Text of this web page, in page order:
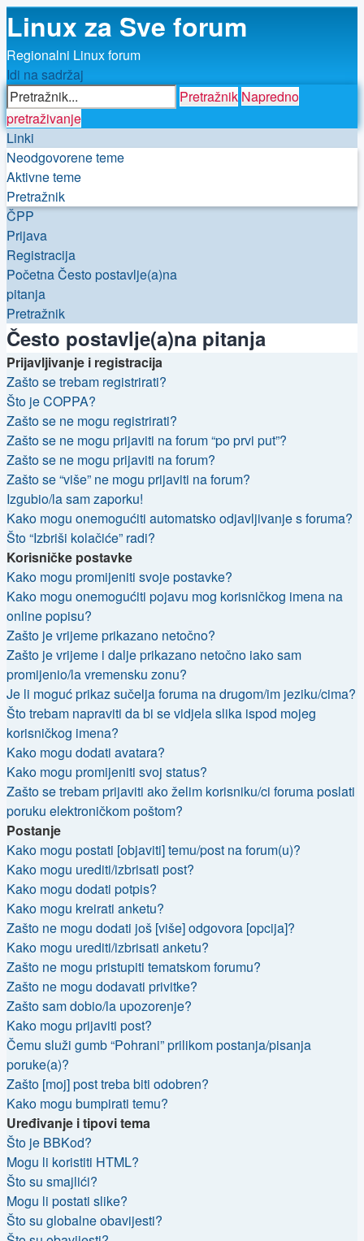
Linux za Sve forum
Regionalni Linux forum
Idi na sadržaj
Pretražnik Napredno
pretraživanje
Linki
Neodgovorene teme
Aktivne teme
Pretražnik
ČPP
Prijava
Registracija
PočetnaČesto postavlje(a)na
pitanja
Pretražnik
Često postavlje(a)na pitanja
Prijavljivanje i registracija
Zašto se trebam registrirati?
Što je COPPA?
Zašto se ne mogu registrirati?
Zašto se ne mogu prijaviti na forum “po prvi put”?
Zašto se ne mogu prijaviti na forum?
Zašto se “više” ne mogu prijaviti na forum?
Izgubio/la sam zaporku!
Kako mogu onemogućiti automatsko odjavljivanje s foruma?
Što “Izbriši kolačiće” radi?
Korisničke postavke
Kako mogu promijeniti svoje postavke?
Kako mogu onemogućiti pojavu mog korisničkog imena na
online popisu?
Zašto je vrijeme prikazano netočno?
Zašto je vrijeme i dalje prikazano netočno iako sam
promijenio/la vremensku zonu?
Je li moguć prikaz sučelja foruma na drugom/im jeziku/cima?
Što trebam napraviti da bi se vidjela slika ispod mojeg
korisničkog imena?
Kako mogu dodati avatara?
Kako mogu promijeniti svoj status?
Zašto se trebam prijaviti ako želim korisniku/ci foruma poslati
poruku elektroničkom poštom?
Postanje
Kako mogu postati [objaviti] temu/post na forum(u)?
Kako mogu urediti/izbrisati post?
Kako mogu dodati potpis?
Kako mogu kreirati anketu?
Zašto ne mogu dodati još [više] odgovora [opcija]?
Kako mogu urediti/izbrisati anketu?
Zašto ne mogu pristupiti tematskom forumu?
Zašto ne mogu dodavati privitke?
Zašto sam dobio/la upozorenje?
Kako mogu prijaviti post?
Čemu služi gumb “Pohrani” prilikom postanja/pisanja
poruke(a)?
Zašto [moj] post treba biti odobren?
Kako mogu bumpirati temu?
Uređivanje i tipovi tema
Što je BBKod?
Mogu li koristiti HTML?
Što su smajlići?
Mogu li postati slike?
Što su globalne obavijesti?